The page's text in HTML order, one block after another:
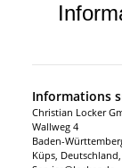
Informations
Christian Locker
Wallweg 4
Baden-
Küps,